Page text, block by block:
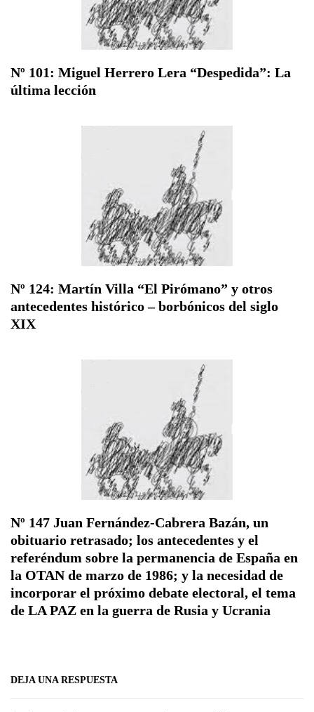
Nº 101: Miguel Herrero Lera “Despedida”: La
última lección
Nº 124: Martín Villa “El Pirómano” y otros
antecedentes histórico – borbónicos del siglo
XIX
Nº 147 Juan Fernández-Cabrera Bazán, un
obituario retrasado; los antecedentes y el
referéndum sobre la permanencia de España en
la OTAN de marzo de 1986; y la necesidad de
incorporar el próximo debate electoral, el tema
de LA PAZ en la guerra de Rusia y Ucrania
DEJA UNA RESPUESTA